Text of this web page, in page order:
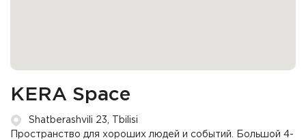
KERA Space
Shatberashvili 23, Tbilisi
Пространство для хороших людей и событий. Большой 4-